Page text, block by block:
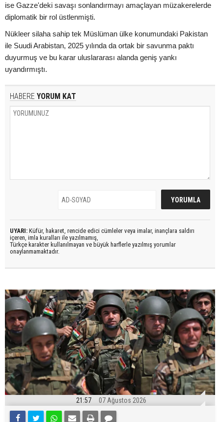
ise Gazze'deki savaşı sonlandırmayı amaçlayan müzakerelerde
diplomatik bir rol üstlenmişti.
Nükleer silaha sahip tek Müslüman ülke konumundaki Pakistan
ile Suudi Arabistan, 2025 yılında da ortak bir savunma paktı
duyurmuş ve bu karar uluslararası alanda geniş yankı
uyandırmıştı.
HABERE YORUM KAT
UYARI: Küfür, hakaret, rencide edici cümleler veya imalar, inançlara saldırı
içeren, imla kuralları ile yazılmamış,
Türkçe karakter kullanılmayan ve büyük harflerle yazılmış yorumlar
onaylanmamaktadır.
21:57 07 Ağustos 2026